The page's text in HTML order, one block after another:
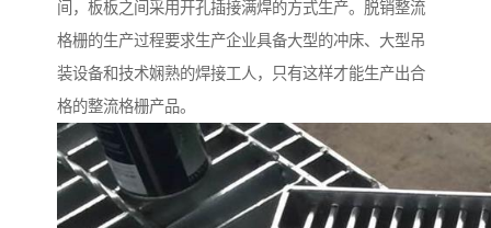
间，板板之间采用开孔插接满焊的方式生产。脱销整流
格栅的生产过程要求生产企业具备大型的冲床、大型吊
装设备和技术娴熟的焊接工人，只有这样才能生产出合
格的整流格栅产品。